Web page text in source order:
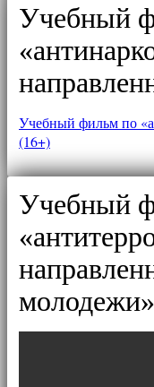
Учебный
Учебный фильм по
(16+)
Учебный
молодежи»